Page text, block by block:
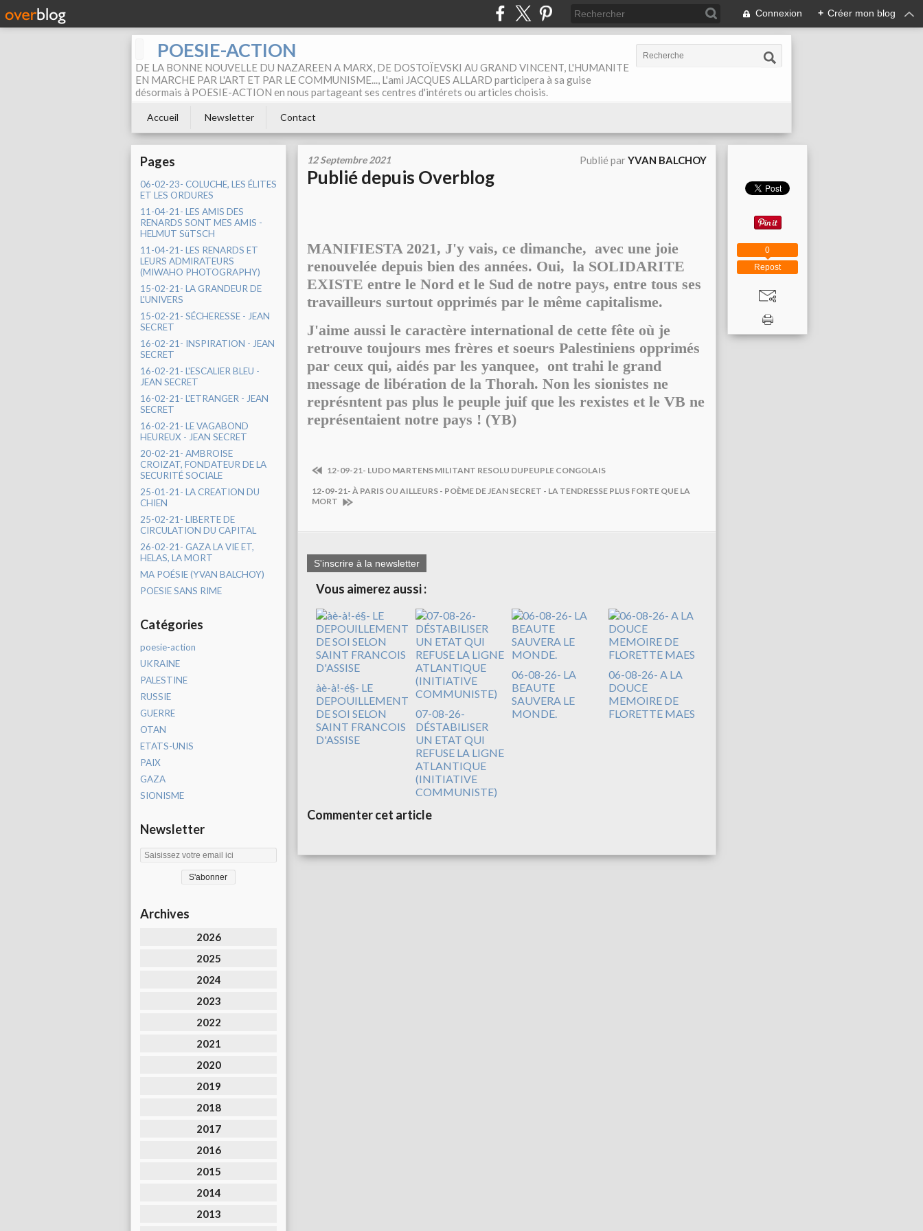
Connexion + Créer mon blog
POESIE-ACTION
DE LA BONNE NOUVELLE DU NAZAREEN A MARX, DE DOSTOÏEVSKI AU GRAND VINCENT, L'HUMANITE
EN MARCHE PAR L'ART ET PAR LE COMMUNISME..., L'ami JACQUES ALLARD participera à sa guise
désormais à POESIE-ACTION en nous partageant ses centres d'intérets ou articles choisis.
Accueil Newsletter Contact
Pages
06-02-23- COLUCHE, LES ÉLITES
ET LES ORDURES
11-04-21- LES AMIS DES
RENARDS SONT MES AMIS -
HELMUT SüTSCH
11-04-21- LES RENARDS ET
LEURS ADMIRATEURS
(MIWAHO PHOTOGRAPHY)
15-02-21- LA GRANDEUR DE
L'UNIVERS
15-02-21- SÉCHERESSE - JEAN
SECRET
16-02-21- INSPIRATION - JEAN
SECRET
16-02-21- L'ESCALIER BLEU -
JEAN SECRET
16-02-21- L'ETRANGER - JEAN
SECRET
16-02-21- LE VAGABOND
HEUREUX - JEAN SECRET
20-02-21- AMBROISE
CROIZAT, FONDATEUR DE LA
SECURITÉ SOCIALE
25-01-21- LA CREATION DU
CHIEN
25-02-21- LIBERTE DE
CIRCULATION DU CAPITAL
26-02-21- GAZA LA VIE ET,
HELAS, LA MORT
MA POÉSIE (YVAN BALCHOY)
POESIE SANS RIME
Catégories
poesie-action
UKRAINE
PALESTINE
RUSSIE
GUERRE
OTAN
ETATS-UNIS
PAIX
GAZA
SIONISME
Newsletter
Archives
2026
2025
2024
2023
2022
2021
2020
2019
2018
2017
2016
2015
2014
2013
12 Septembre 2021 Publié parYVAN BALCHOY
Publié depuis Overblog
MANIFIESTA 2021, J'y vais, ce dimanche, avec une joie
renouvelée depuis bien des années. Oui, la SOLIDARITE
EXISTE entre le Nord et le Sud de notre pays, entre tous ses
travailleurs surtout opprimés par le même capitalisme.
J'aime aussi le caractère international de cette fête où je
retrouve toujours mes frères et soeurs Palestiniens opprimés
par ceux qui, aidés par les yanquee, ont trahi le grand
message de libération de la Thorah. Non les sionistes ne
représntent pas plus le peuple juif que les rexistes et le VB ne
représentaient notre pays ! (YB)
12-09-21- LUDO MARTENS MILITANT RESOLU DUPEUPLE CONGOLAIS
12-09-21- À PARIS OU AILLEURS - POÈME DE JEAN SECRET - LA TENDRESSE PLUS FORTE QUE LA
MORT
S'inscrire à la newsletter
Vous aimerez aussi :
àè-à!-é§- LE
DEPOUILLEMENT
DE SOI SELON
SAINT FRANCOIS
D'ASSISE
07-08-26-
DÉSTABILISER
UN ETAT QUI
REFUSE LA LIGNE
ATLANTIQUE
(INITIATIVE
COMMUNISTE)
06-08-26- LA
BEAUTE
SAUVERA LE
MONDE.
06-08-26- A LA
DOUCE
MEMOIRE DE
FLORETTE MAES
Commenter cet article
Repost
0